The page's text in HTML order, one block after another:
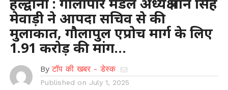
मेवाड़ी ने आपदा सचिव से की
मुलाकात, गौलापुल एप्रोच मार्ग के लिए
1.91 करोड़ की मांग…
By टॉप की खबर - डेस्क
Published on July 1, 2025